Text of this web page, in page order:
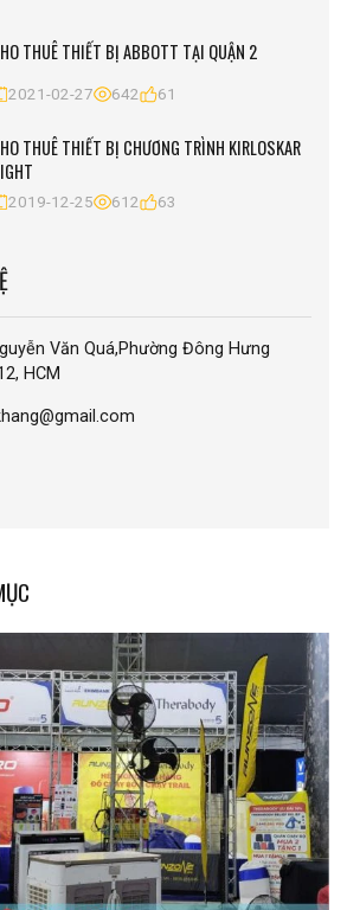
THUÊ THIẾT BỊ ABBOTT TẠI QUẬN 2
2021-02-27 642 61
THUÊ THIẾT BỊ CHƯƠNG TRÌNH KIRLOSKAR
2019-12-25 612 63
Văn Quá,Phường Đông Hưng
HCM